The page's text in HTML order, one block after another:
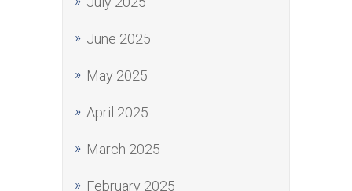
June 2025
May 2025
April 2025
March 2025
February 2025